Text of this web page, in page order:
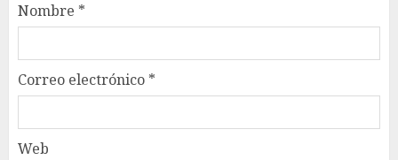
Nombre *
Correo electrónico *
Web